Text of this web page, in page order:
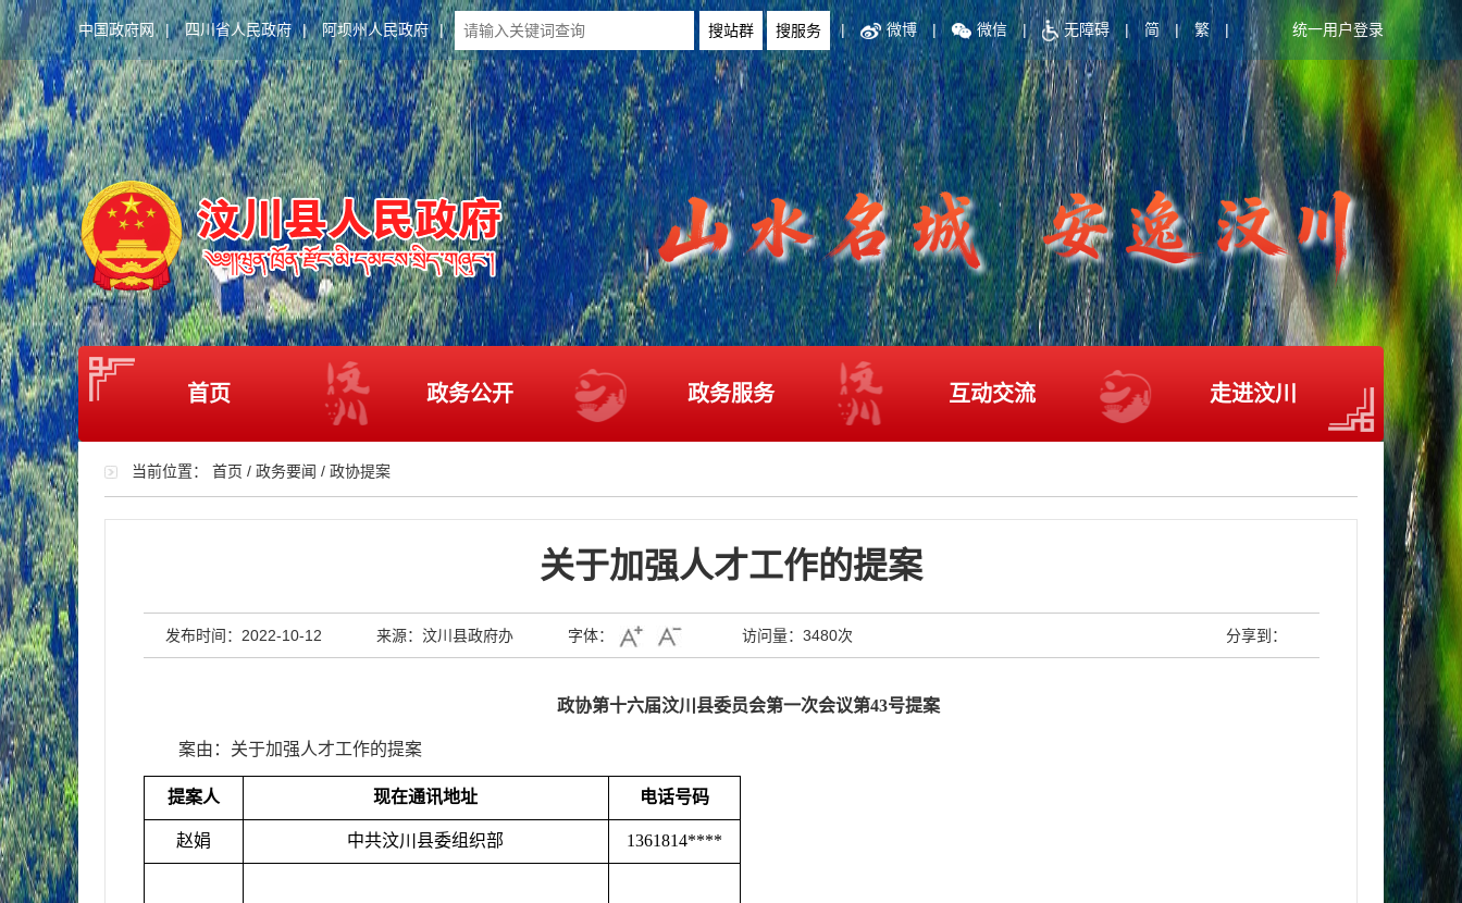
中国政府网 | 四川省人民政府 | 阿坝州人民政府 | | 微博 | 微信 | 无障碍 | 简 | 繁 | 统一用户登录
首页 政务公开 政务服务 互动交流 走进汶川
当前位置： 首页 / 政务要闻 / 政协提案
关于加强人才工作的提案
发布时间：2022-10-12 来源：汶川县政府办 字体： 访问量： 3480次 分享到：
政协第十六届汶川县委员会第一次会议第43号提案
案由：关于加强人才工作的提案
提案人 现在通讯地址 电话号码
赵娟 中共汶川县委组织部 1361814****